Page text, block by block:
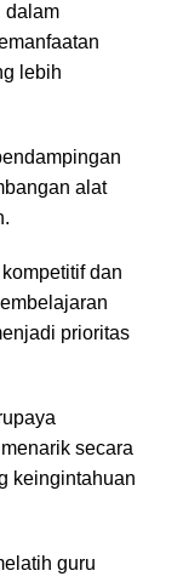
dalam
lebih
alat
dan
prioritas
secara
keingintahuan
guru